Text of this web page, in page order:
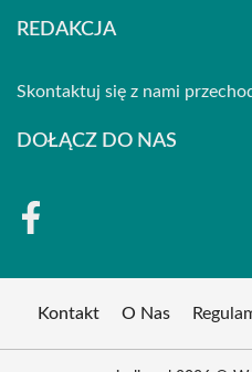
REDAKCJA
Skontaktuj się z nami
DOŁĄCZ DO NAS
Kontakt O Nas